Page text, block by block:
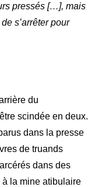
pressés […], mais
s’arrêter pour
du
scindée en deux.
dans la presse
de truands
dans des
la mine atibulaire